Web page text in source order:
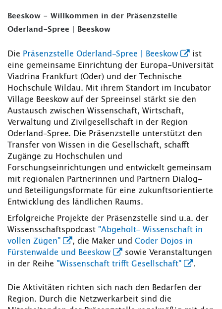
Beeskow - Willkommen in der Präsenzstelle
Oderland-Spree | Beeskow
Die Präsenzstelle Oderland-Spree | Beeskow
ist
eine gemeinsame Einrichtung der Europa-Universität
Viadrina Frankfurt (Oder) und der Technische
Hochschule Wildau. Mit ihrem Standort im Incubator
Village Beeskow auf der Spreeinsel stärkt sie den
Austausch zwischen Wissenschaft, Wirtschaft,
Verwaltung und Zivilgesellschaft in der Region
Oderland-Spree. Die Präsenzstelle unterstützt den
Transfer von Wissen in die Gesellschaft, schafft
Zugänge zu Hochschulen und
Forschungseinrichtungen und entwickelt gemeinsam
mit regionalen Partnerinnen und Partnern Dialog-
und Beteiligungsformate für eine zukunftsorientierte
Entwicklung des ländlichen Raums.
Erfolgreiche Projekte der Präsenzstelle sind u.a. der
Wissensschaftspodcast "Abgeholt- Wissenschaft in
vollen Zügen"
, die Maker und Coder Dojos in
Fürstenwalde und Beeskow
sowie Veranstaltungen
in der Reihe "Wissenschaft trifft Gesellschaft" .
Die Aktivitäten richten sich nach den Bedarfen der
Region. Durch die Netzwerkarbeit sind die